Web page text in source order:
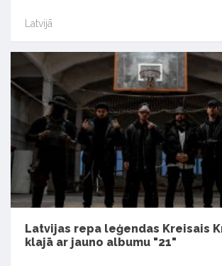
Latvijā
Latvijas repa leģendas Kreisais
klajā ar jauno albumu "21"